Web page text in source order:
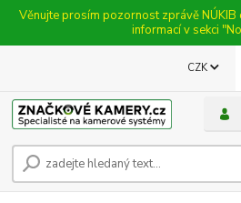
Věnujte prosím pozornost zprávě NÚKIB
informací v sekci
CZK